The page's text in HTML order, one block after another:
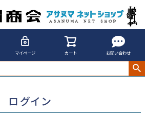
マイページ カート お問い合わせ
ログイン